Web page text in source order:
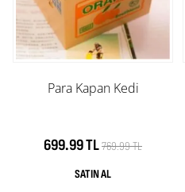
Para Kapan Kedi
699.99 TL769.99 TL